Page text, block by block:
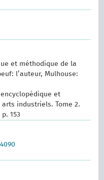
et méthodique de la
l’auteur, Mulhouse:
et
industriels. Tome 2.
153